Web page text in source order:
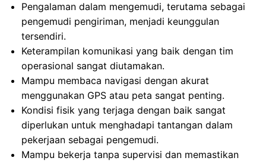
Pengalaman dalam mengemudi, terutama sebagai
pengemudi pengiriman, menjadi keunggulan
tersendiri.
Keterampilan komunikasi yang baik dengan tim
operasional sangat diutamakan.
Mampu membaca navigasi dengan akurat
menggunakan GPS atau peta sangat penting.
Kondisi fisik yang terjaga dengan baik sangat
diperlukan untuk menghadapi tantangan dalam
pekerjaan sebagai pengemudi.
Mampu bekerja tanpa supervisi dan memastikan